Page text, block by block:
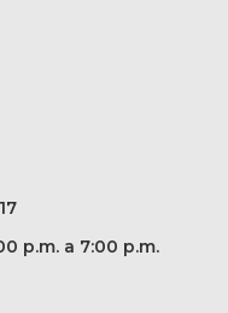
p.m. a 7:00 p.m.